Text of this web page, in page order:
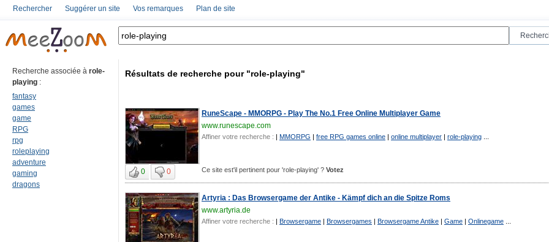
Rechercher Suggérer un site Vos remarques Plan de site
Recherche associée à role-
playing :
fantasy
games
game
RPG
rpg
roleplaying
adventure
gaming
dragons
Résultats de recherche pour "role-playing"
RuneScape - MMORPG - Play The No.1 Free Online Multiplayer Game
www.runescape.com
Affiner votre recherche : | MMORPG | free RPG games online | online multiplayer | role-playing
0 0 Ce site est'il pertinent pour 'role-playing' ? Votez
Artyria : Das Browsergame der Antike - Kämpf dich an die Spitze Roms
www.artyria.de
Affiner votre recherche : | Browsergame | Browsergames | Browsergame Antike | Game | Onlinegame